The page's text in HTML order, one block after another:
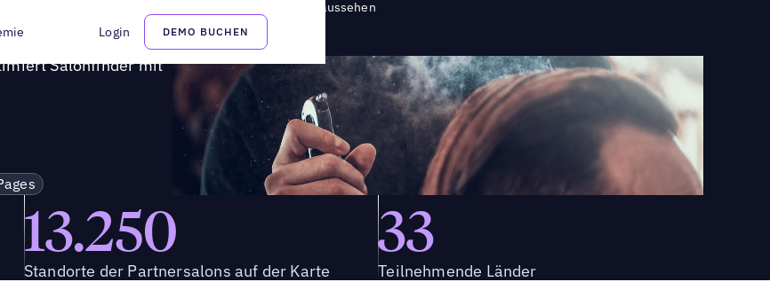
Login DEMO BUCHEN
dem Locator von Uberall dafür, dass Standorte optimal aussehen
Salonfinder mit
13.250
Standorte der Partnersalons auf der Karte
33
Teilnehmende Länder